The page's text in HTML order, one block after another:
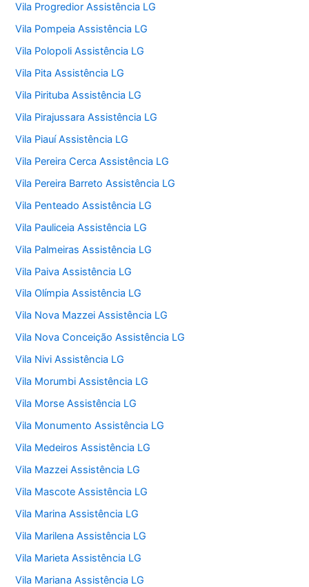
Vila Progredior Assistência LG
Vila Pompeia Assistência LG
Vila Polopoli Assistência LG
Vila Pita Assistência LG
Vila Pirituba Assistência LG
Vila Pirajussara Assistência LG
Vila Piauí Assistência LG
Vila Pereira Cerca Assistência LG
Vila Pereira Barreto Assistência LG
Vila Penteado Assistência LG
Vila Pauliceia Assistência LG
Vila Palmeiras Assistência LG
Vila Paiva Assistência LG
Vila Olímpia Assistência LG
Vila Nova Mazzei Assistência LG
Vila Nova Conceição Assistência LG
Vila Nivi Assistência LG
Vila Morumbi Assistência LG
Vila Morse Assistência LG
Vila Monumento Assistência LG
Vila Medeiros Assistência LG
Vila Mazzei Assistência LG
Vila Mascote Assistência LG
Vila Marina Assistência LG
Vila Marilena Assistência LG
Vila Marieta Assistência LG
Vila Mariana Assistência LG